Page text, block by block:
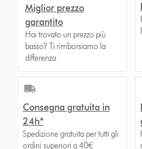
Miglior prezzo
garantito
Hai trovato un prezzo più
basso? Ti rimborsiamo la
differenza
Consegna gratuita in
24h*
Spedizione gratuita per tutti gli
ordini superiori a 40€